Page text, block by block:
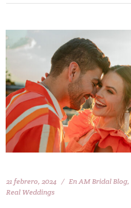
21 febrero, 2024 EnAM Bridal Blog,
Real Weddings